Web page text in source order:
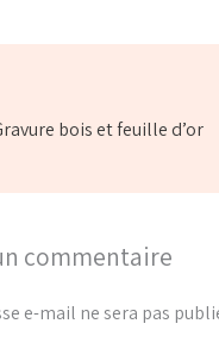
bois et feuille d’or
commentaire
e-mail ne sera pas